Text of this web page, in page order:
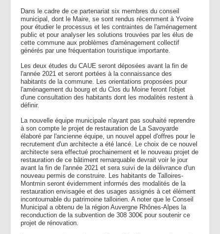
Dans le cadre de ce partenariat six membres du conseil
municipal, dont le Maire, se sont rendus récemment à Yvoire
pour étudier le processus et les contraintes de l'aménagement
public et pour analyser les solutions trouvées par les élus de
cette commune aux problèmes d'aménagement collectif
générés par une fréquentation touristique importante.
Les deux études du CAUE seront déposées avant la fin de
l'année 2021 et seront portées à la connaissance des
habitants de la commune. Les orientations proposées pour
l'aménagement du bourg et du Clos du Moine feront l'objet
d'une consultation des habitants dont les modalités restent à
définir.
La nouvelle équipe municipale n'ayant pas souhaité reprendre
à son compte le projet de restauration de La Savoyarde
élaboré par l'ancienne équipe, un nouvel appel d'offres pour le
recrutement d'un architecte a été lancé. Le choix de ce nouvel
architecte sera effectué prochainement et le nouveau projet de
restauration de ce bâtiment remarquable devrait voir le jour
avant la fin de l'année 2021 et sera suivi de la délivrance d'un
nouveau permis de construire. Les habitants de Talloires-
Montmin seront évidemment informés des modalités de la
restauration envisagée et des usages assignés à cet élément
incontournable du patrimoine talloirien. A noter que le Conseil
Municipal a obtenu de la région Auvergne Rhônes-Alpes la
reconduction de la subvention de 308 300€ pour soutenir ce
projet de rénovation.